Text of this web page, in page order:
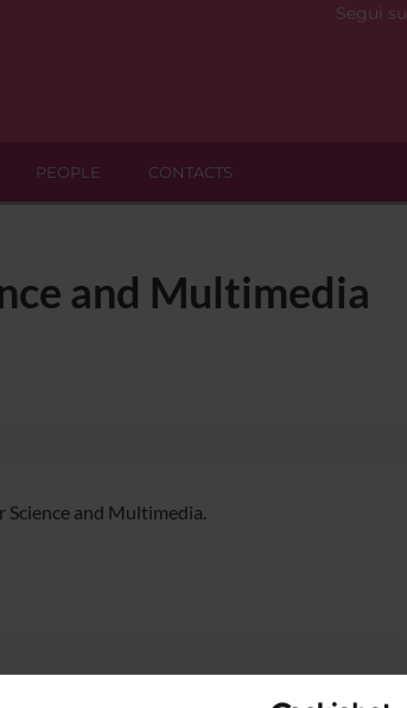
Segui su
PEOPLE CONTACTS
and Multimedia
and Multimedia.